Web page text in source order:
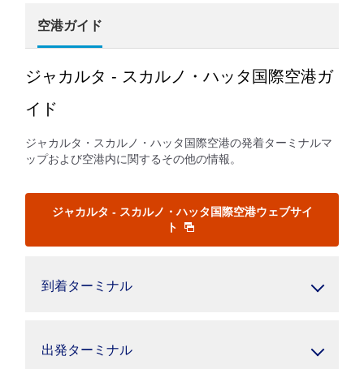
空港ガイド
ジャカルタ - スカルノ・ハッタ国際空港ガ
イド
ジャカルタ・スカルノ・ハッタ国際空港の発着ターミナルマ
ップおよび空港内に関するその他の情報。
ジャカルタ - スカルノ・ハッタ国際空港ウェブサイ
ト
到着ターミナル
出発ターミナル